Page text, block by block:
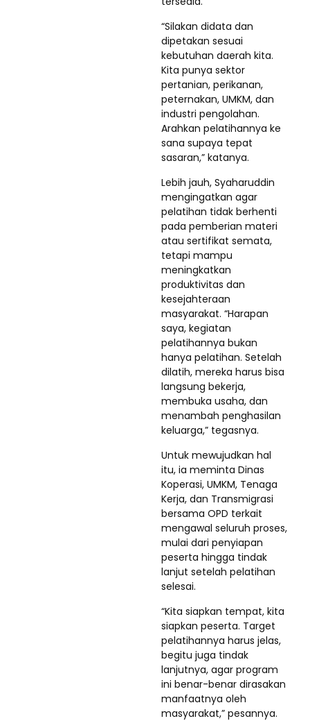
“Silakan didata dan
dipetakan sesuai
kebutuhan daerah kita.
Kita punya sektor
pertanian, perikanan,
peternakan, UMKM, dan
industri pengolahan.
Arahkan pelatihannya ke
sana supaya tepat
sasaran,” katanya.
Lebih jauh, Syaharuddin
mengingatkan agar
pelatihan tidak berhenti
pada pemberian materi
atau sertifikat semata,
tetapi mampu
meningkatkan
produktivitas dan
kesejahteraan
masyarakat. “Harapan
saya, kegiatan
pelatihannya bukan
hanya pelatihan. Setelah
dilatih, mereka harus bisa
langsung bekerja,
membuka usaha, dan
menambah penghasilan
keluarga,” tegasnya.
Untuk mewujudkan hal
itu, ia meminta Dinas
Koperasi, UMKM, Tenaga
Kerja, dan Transmigrasi
bersama OPD terkait
mengawal seluruh proses,
mulai dari penyiapan
peserta hingga tindak
lanjut setelah pelatihan
selesai.
“Kita siapkan tempat, kita
siapkan peserta. Target
pelatihannya harus jelas,
begitu juga tindak
lanjutnya, agar program
ini benar-benar dirasakan
manfaatnya oleh
masyarakat,” pesannya.